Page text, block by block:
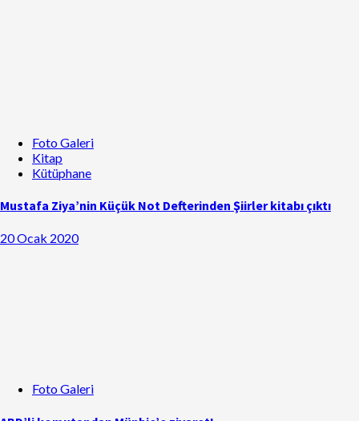
Foto Galeri
Kitap
Kütüphane
Mustafa Ziya’nin Küçük Not Defterinden Şiirler kitabı çıktı
20 Ocak 2020
Foto Galeri